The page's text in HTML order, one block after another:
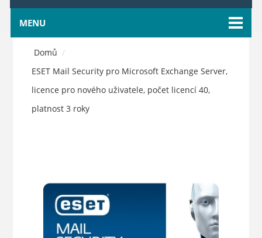
MENU
Domů /
ESET Mail Security pro Microsoft Exchange Server,
licence pro nového uživatele, počet licencí 40,
platnost 3 roky